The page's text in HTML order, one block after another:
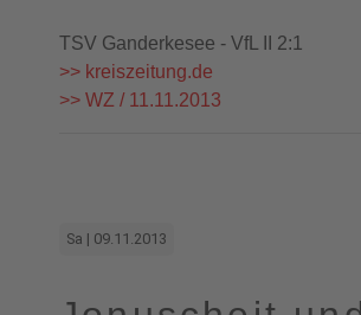
TSV Ganderkesee - VfL II 2:1
>> kreiszeitung.de
>> WZ / 11.11.2013
Sa | 09.11.2013